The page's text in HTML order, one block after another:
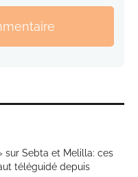
sur Sebta et Melilla: ces
téléguidé depuis